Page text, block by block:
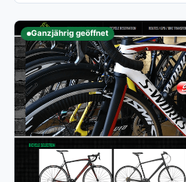
Ganzjährig geöffnet